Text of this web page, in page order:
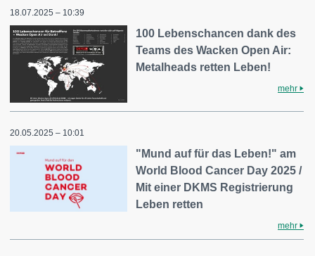
18.07.2025 – 10:39
100 Lebenschancen dank des
Teams des Wacken Open Air:
Metalheads retten Leben!
mehr
20.05.2025 – 10:01
"Mund auf für das Leben!" am
World Blood Cancer Day 2025 /
Mit einer DKMS Registrierung
Leben retten
mehr